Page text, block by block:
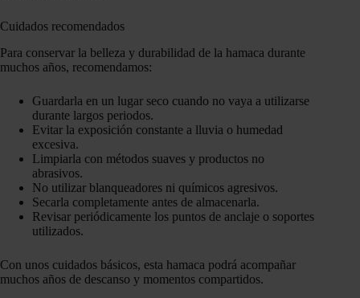
Cuidados recomendados
Para conservar la belleza y durabilidad de la hamaca durante
muchos años, recomendamos:
Guardarla en un lugar seco cuando no vaya a utilizarse
durante largos periodos.
Evitar la exposición constante a lluvia o humedad
excesiva.
Limpiarla con métodos suaves y productos no
abrasivos.
No utilizar blanqueadores ni químicos agresivos.
Secarla completamente antes de almacenarla.
Revisar periódicamente los puntos de anclaje o soportes
utilizados.
Con unos cuidados básicos, esta hamaca podrá acompañar
muchos años de descanso y momentos compartidos.